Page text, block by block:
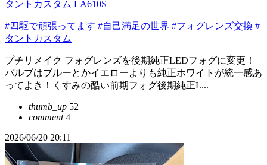
タントカスタム LA610S
#四駆で頑張ってます #自己満足の世界 #フォグレンズ交換 #
タントカスタム
プチリメイク フォグレンズを後期純正LEDフォグに変更！
バルブはブルーとかイエローよりも純正ホワイトが統一感あ
ってよき！くすみの酷い前期フォグ後期純正L...
thumb_up 52
comment4
2026/06/20 20:11